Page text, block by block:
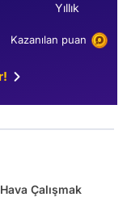
Yıllık
Kazanılan puan
Çalışmak